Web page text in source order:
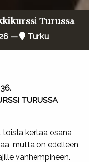
Turussa
— Turku
TURUSSA
toista kertaa osana
mutta on edelleen
vanhempineen.